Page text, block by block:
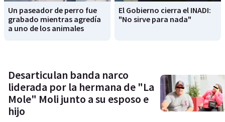
Un paseador de perro fue
grabado mientras agredía
a uno de los animales
El Gobierno cierra el INADI:
"No sirve para nada"
Desarticulan banda narco
liderada por la hermana de "La
Mole" Moli junto a su esposo e
hijo